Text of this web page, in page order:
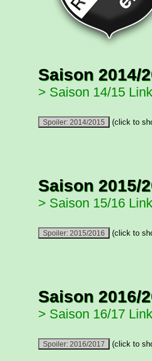
Saison 2014/
> Saison 14/15
(click to
Saison 2015/
> Saison 15/16
(click to
Saison 2016/
> Saison 16/17
(click to